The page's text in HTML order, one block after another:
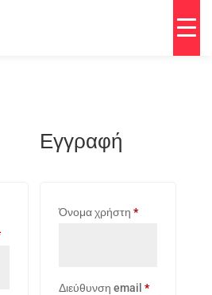
Απαιτείται
Εγγραφή
Όνομα χρήστη*Απαιτείται
Διεύθυνση email*Απαιτείται